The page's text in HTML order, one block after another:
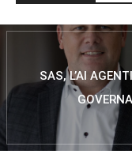
SAS, L’AI